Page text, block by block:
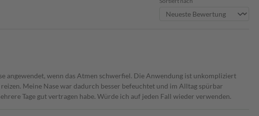
angewendet, wenn das Atmen schwerfiel. Die Anwendung ist unkompliziert
Meine Nase war dadurch besser befeuchtet und im Alltag spürbar
Tage gut vertragen habe. Würde ich auf jeden Fall wieder verwenden.